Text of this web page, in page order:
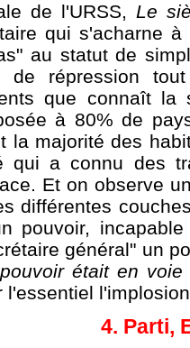
de l'URSS, Le
qui s'acharne
au statut de
de répression
que connaît
à 80% de
la majorité des
qui a connu des
Et on observe
différentes
pouvoir,
général" un
était en voie
l'essentiel
4. Parti,